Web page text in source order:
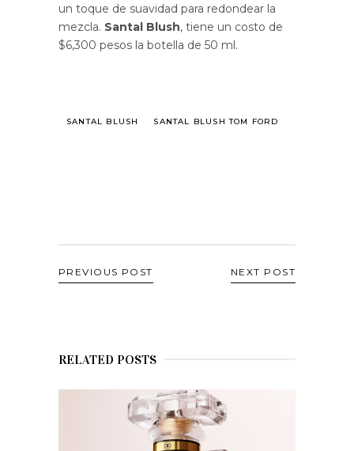
un toque de suavidad para redondear la
mezcla. Santal Blush, tiene un costo de
$6,300 pesos la botella de 50 ml.
SANTAL BLUSH SANTAL BLUSH TOM FORD
PREVIOUS POST NEXT POST
RELATED POSTS